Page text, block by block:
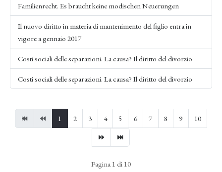
Familienrecht. Es braucht keine modischen Neuerungen
Il nuovo diritto in materia di mantenimento del figlio entra in
vigore a gennaio 2017
Costi sociali delle separazioni. La causa? Il diritto del divorzio
Costi sociali delle separazioni. La causa? Il diritto del divorzio
1 2 3 4 5 6 7 8 9 10
Pagina 1 di 10